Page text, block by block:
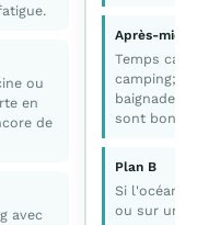
ou
en
de
avec
Après-midi
Temps
camping;
baignade
sont
Plan B
Si l'océan
ou sur un